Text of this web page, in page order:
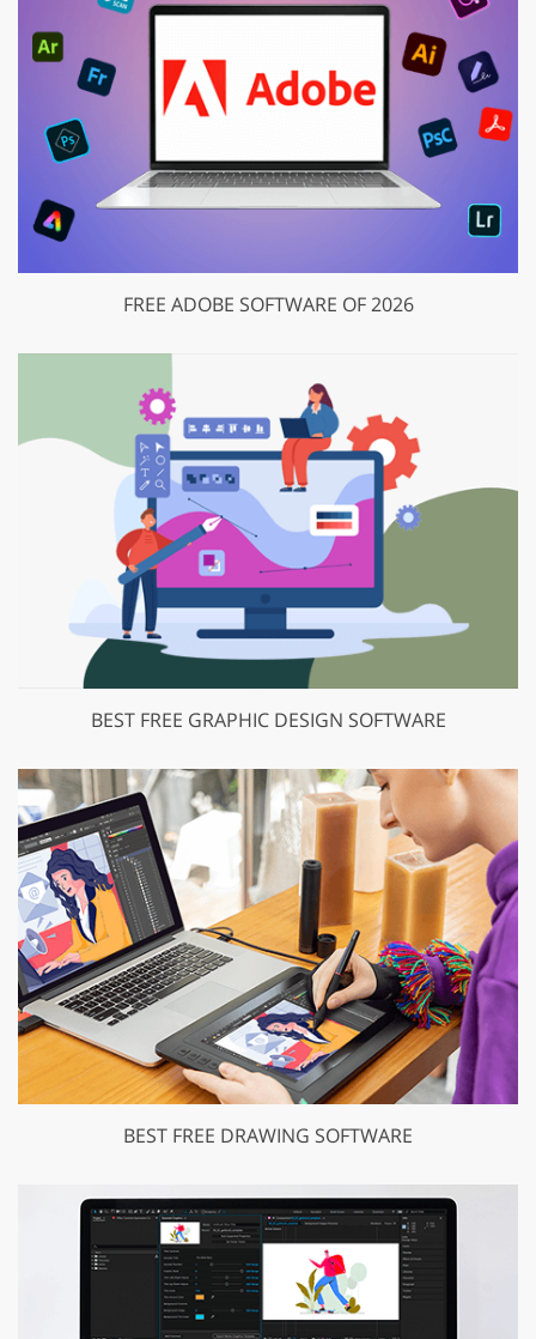
FREE ADOBE SOFTWARE OF 2026
BEST FREE GRAPHIC DESIGN SOFTWARE
BEST FREE DRAWING SOFTWARE